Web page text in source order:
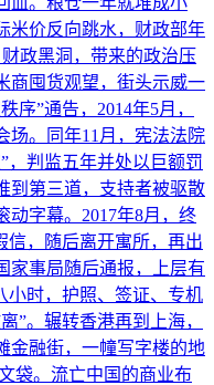
米价反向跳水，财政部年
政黑洞，带来的政治压
商囤货观望，街头示威一
序”通告，2014年5月，
场。同年11月，宪法法院
，判监五年并处以巨额罚
到第三道，支持者被驱散
动字幕。2017年8月，终
信，随后离开寓所，再出
家事局随后通报，上层有
小时，护照、签证、专机
”。辗转香港再到上海，
金融街，一幢写字楼的地
袋。流亡中国的商业布